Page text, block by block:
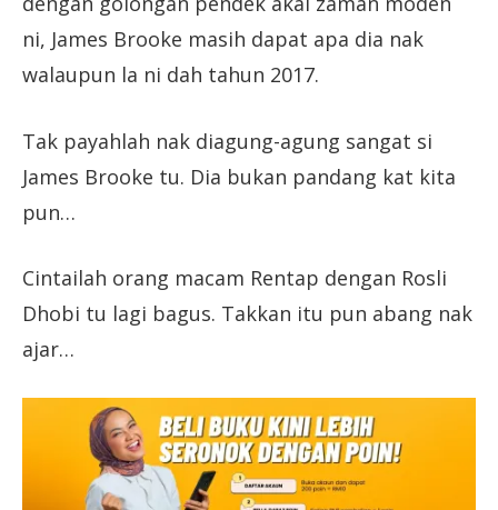
ni, James Brooke masih dapat apa dia nak
walaupun la ni dah tahun 2017.
Tak payahlah nak diagung-agung sangat si
James Brooke tu. Dia bukan pandang kat kita
pun…
Cintailah orang macam Rentap dengan Rosli
Dhobi tu lagi bagus. Takkan itu pun abang nak
ajar…